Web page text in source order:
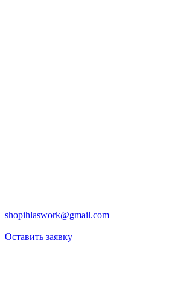
shopihlaswork@gmail.com
Оставить заявку